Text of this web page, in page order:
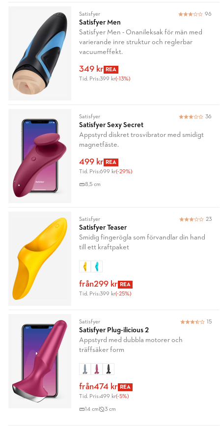
96
Satisfyer
Satisfyer Men
Satisfyer Men - Onanileksak för män med
varierande inre struktur och reglerbar
vacuumeffekt.
349 kr REA
Tid. Pris:399 kr(-13%)
36
Satisfyer
Satisfyer Sexy Secret
Appstyrd diskret trosvibrator med smidigt
magnetfäste.
499 kr REA
Tid. Pris:699 kr(-29%)
8,5 cm
23
Satisfyer
Satisfyer Teaser
Smidig fingerögla som förvandlar din hand
till ett kraftpaket
från299 kr REA
Tid. Pris:399 kr(-25%)
15
Satisfyer
Satisfyer Plug-ilicious 2
Appstyrd med dubbla motorer och
träffsäker form
från474 kr REA
Tid. Pris:499 kr(-5%)
14 cm 3 cm